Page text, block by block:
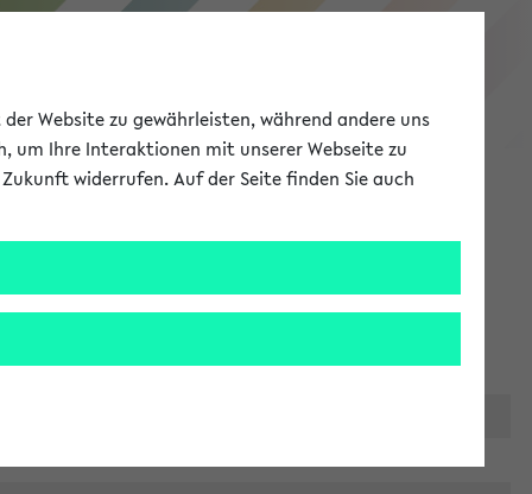
eKVV
Website zu gewährleisten, während andere uns
um Ihre Interaktionen mit unserer Webseite zu
widerrufen. Auf der Seite finden Sie auch